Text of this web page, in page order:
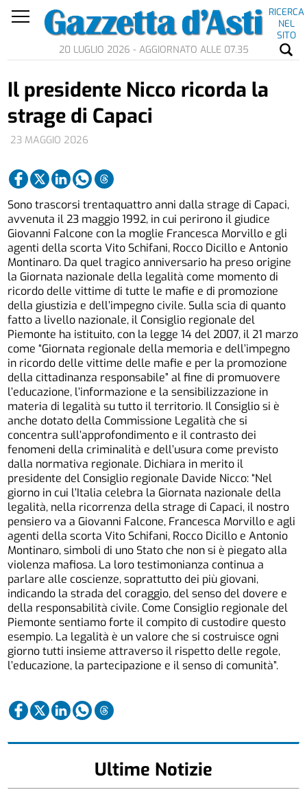
RICERCA
NEL
SITO
20 LUGLIO 2026 - AGGIORNATO ALLE 07.35
23 MAGGIO 2026
Il presidente Nicco ricorda la
strage di Capaci
Sono trascorsi trentaquattro anni dalla strage di Capaci,
avvenuta il 23 maggio 1992, in cui perirono il giudice
Giovanni Falcone con la moglie Francesca Morvillo e gli
agenti della scorta Vito Schifani, Rocco Dicillo e Antonio
Montinaro. Da quel tragico anniversario ha preso origine
la Giornata nazionale della legalità come momento di
ricordo delle vittime di tutte le mafie e di promozione
della giustizia e dell’impegno civile. Sulla scia di quanto
fatto a livello nazionale, il Consiglio regionale del
Piemonte ha istituito, con la legge 14 del 2007, il 21 marzo
come “Giornata regionale della memoria e dell’impegno
in ricordo delle vittime delle mafie e per la promozione
della cittadinanza responsabile” al fine di promuovere
l’educazione, l’informazione e la sensibilizzazione in
materia di legalità su tutto il territorio. Il Consiglio si è
anche dotato della Commissione Legalità che si
concentra sull’approfondimento e il contrasto dei
fenomeni della criminalità e dell’usura come previsto
dalla normativa regionale. Dichiara in merito il
presidente del Consiglio regionale Davide Nicco: “Nel
giorno in cui l’Italia celebra la Giornata nazionale della
legalità, nella ricorrenza della strage di Capaci, il nostro
pensiero va a Giovanni Falcone, Francesca Morvillo e agli
agenti della scorta Vito Schifani, Rocco Dicillo e Antonio
Montinaro, simboli di uno Stato che non si è piegato alla
violenza mafiosa. La loro testimonianza continua a
parlare alle coscienze, soprattutto dei più giovani,
indicando la strada del coraggio, del senso del dovere e
della responsabilità civile. Come Consiglio regionale del
Piemonte sentiamo forte il compito di custodire questo
esempio. La legalità è un valore che si costruisce ogni
giorno tutti insieme attraverso il rispetto delle regole,
l’educazione, la partecipazione e il senso di comunità”.
Ultime Notizie